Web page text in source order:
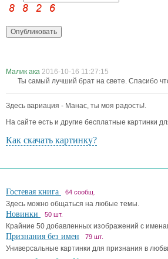
Малик ака 2016-10-16 11:27:15
Ты самый лучший брат на свете. Спасибо
Здесь вариация - Манас, ты моя радость!.
На сайте есть и другие бесплатные картинки
Как скачать картинку?
Гостевая книга 64 сообщ.
Здесь можно общаться на любые темы.
Новинки 50 шт.
Крайние 50 добавленных изображений с
Признания без имен 79 шт.
Универсальные картинки для признания в